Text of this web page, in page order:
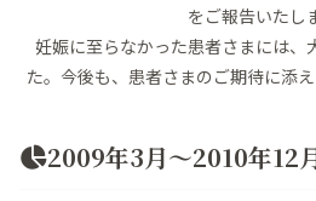
をご報告いたし
妊娠に至らなかった患者さまには、
た。今後も、患者さまのご期待に添
2009年3月～2010年12